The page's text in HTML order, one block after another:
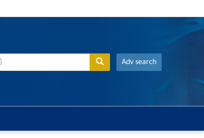
Adv search